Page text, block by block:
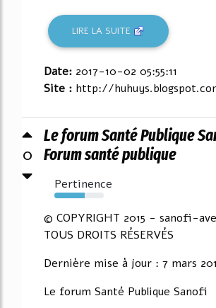
LIRE LA SUITE
Date: 2017-10-02 05:55:11
Site : http://
0
Le forum Santé Publique
Forum santé publique
Pertinence
62%
© COPYRIGHT 2015 - sanofi-
TOUS DROITS RÉSERVÉS
Dernière mise à jour : 7 mars
Le forum Santé Publique Sanofi